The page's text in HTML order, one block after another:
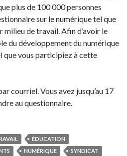
plus de 100 000 personnes
sur le numérique tel que
milieu de travail. Afin d’avoir le
du développement du numérique
que vous participiez à cette
courriel. Vous avez jusqu’au 17
au questionnaire.
ÉDUCATION
NUMÉRIQUE SYNDICAT